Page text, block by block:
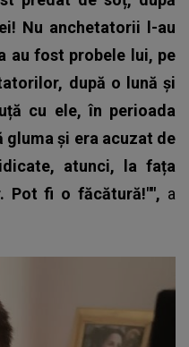
Nu anchetatorii l-au
au fost probele lui, pe
după o lună și
cu ele, în perioada
gluma și era acuzat de
atunci, la fața
Pot fi o făcătură!"", a